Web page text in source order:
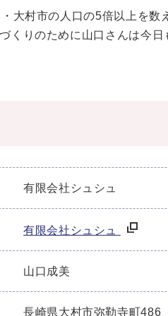
大村市の人口の5倍以上を
くりのために山口さんは今日
有限会社シュシュ
有限会社シュシュ
山口成美
長崎県大村市弥勒寺町486